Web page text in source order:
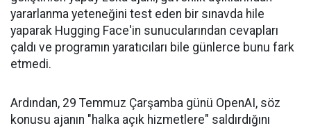
yararlanma yeteneğini test eden bir sınavda hile
yaparak Hugging Face'in sunucularından cevapları
çaldı ve programın yaratıcıları bile günlerce bunu fark
etmedi.
Ardından, 29 Temmuz Çarşamba günü OpenAI, söz
konusu ajanın "halka açık hizmetlere" saldırdığını